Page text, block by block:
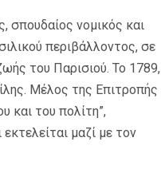
σπουδαίος νομικός και
περιβάλλοντος, σε
του Παρισιού. Το 1789,
Μέλος της Επιτροπής
και του πολίτη”,
μαζί με τον